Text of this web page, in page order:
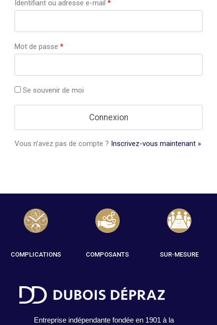
Identifiant ou adresse e-mail *
Mot de passe *
Se souvenir de moi
Vous n’avez pas de compte ? Inscrivez-vous maintenant »
COMPLICATIONS COMPOSANTS SUR-MESURE
Entreprise indépendante fondée en 1901 à la